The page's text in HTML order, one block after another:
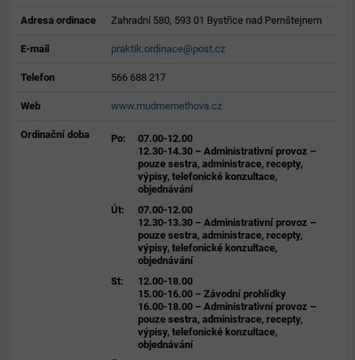
Adresa ordinace Zahradní 580, 593 01 Bystřice nad Pernštejnem
E-mail praktik.ordinace@post.cz
Telefon 566 688 217
Web www.mudrnemethova.cz
Ordinační doba Po:
07.00-12.00
12.30-14.30 – Administrativní provoz –
pouze sestra, administrace, recepty,
výpisy, telefonické konzultace,
objednávání
Út:
07.00-12.00
12.30-13.30 – Administrativní provoz –
pouze sestra, administrace, recepty,
výpisy, telefonické konzultace,
objednávání
St:
12.00-18.00
15.00-16.00 – Závodní prohlídky
16.00-18.00 – Administrativní provoz –
pouze sestra, administrace, recepty,
výpisy, telefonické konzultace,
objednávání